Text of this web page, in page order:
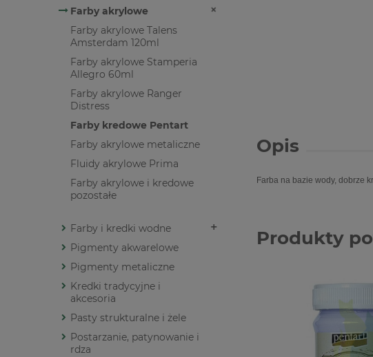
Farby akrylowe
Farby akrylowe Talens
Amsterdam 120ml
Farby akrylowe Stamperia
Allegro 60ml
Farby akrylowe Ranger
Distress
Farby kredowe Pentart
Farby akrylowe metaliczne
Fluidy akrylowe Prima
Farby akrylowe i kredowe
pozostałe
Farby i kredki wodne
Pigmenty akwarelowe
Pigmenty metaliczne
Kredki tradycyjne i
akcesoria
Pasty strukturalne i żele
Postarzanie, patynowanie i
rdza
Opis
Farba na bazie wody, dobrze
Produkty